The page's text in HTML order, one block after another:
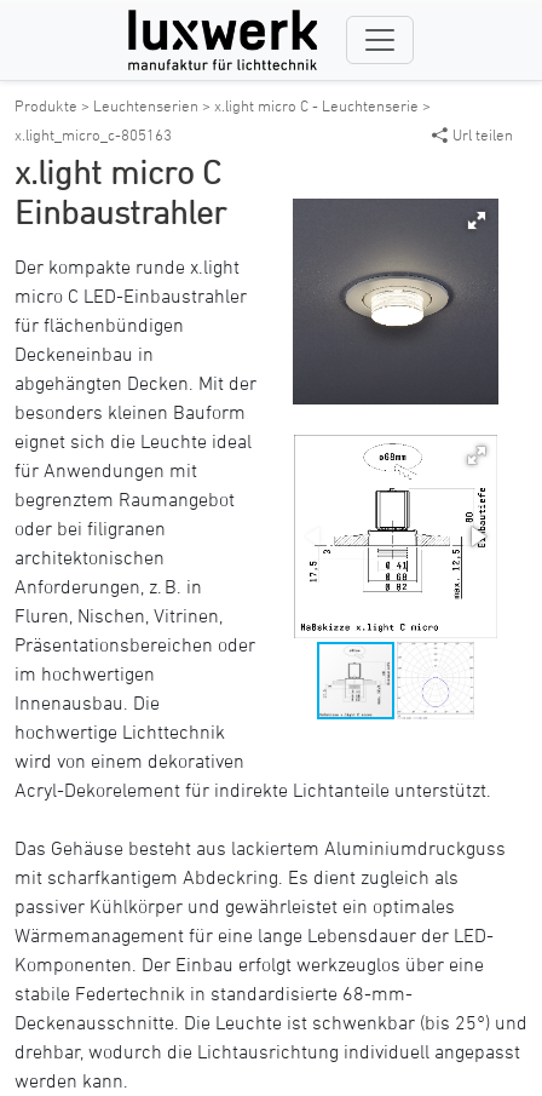
Produkte > Leuchtenserien > x.light micro C - Leuchtenserie >
x.light_micro_c-805163
Url teilen
x.light micro C
Einbaustrahler
Der kompakte runde x.light
micro C LED-Einbaustrahler
für flächenbündigen
Deckeneinbau in
abgehängten Decken. Mit der
besonders kleinen Bauform
eignet sich die Leuchte ideal
für Anwendungen mit
begrenztem Raumangebot
oder bei filigranen
architektonischen
Anforderungen, z. B. in
Fluren, Nischen, Vitrinen,
Präsentationsbereichen oder
im hochwertigen
Innenausbau. Die
hochwertige Lichttechnik
wird von einem dekorativen
Acryl-Dekorelement für indirekte Lichtanteile unterstützt.
Das Gehäuse besteht aus lackiertem Aluminiumdruckguss
mit scharfkantigem Abdeckring. Es dient zugleich als
passiver Kühlkörper und gewährleistet ein optimales
Wärmemanagement für eine lange Lebensdauer der LED-
Komponenten. Der Einbau erfolgt werkzeuglos über eine
stabile Federtechnik in standardisierte 68-mm-
Deckenausschnitte. Die Leuchte ist schwenkbar (bis 25°) und
drehbar, wodurch die Lichtausrichtung individuell angepasst
werden kann.